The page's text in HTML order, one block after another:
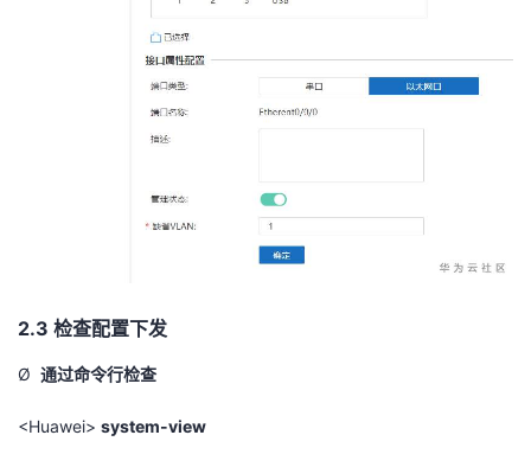
2.3 检查配置下发
Ø 通过命令行检查
<Huawei> system-view